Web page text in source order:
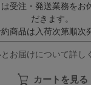
受注・発送業務をお
だきます。
商品は入荷次第順次
お届けについて詳し
カートを見る